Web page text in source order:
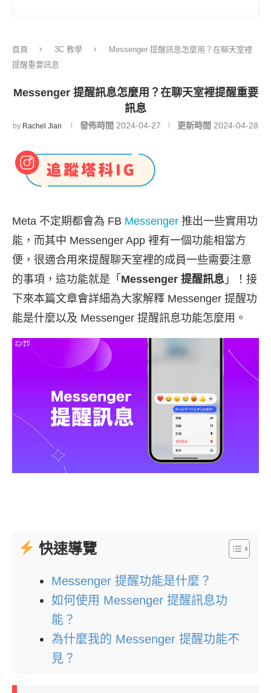
首頁 3C 教學
Messenger 提醒訊息怎麼用？在聊天室裡
提醒重要訊息
Messenger 提醒訊息怎麼用？在聊天室裡提醒重要
訊息
by Rachel Jian 發佈時間 2024-04-27 更新時間 2024-04-28
Meta 不定期都會為 FB Messenger 推出一些實用功
能，而其中 Messenger App 裡有一個功能相當方
便，很適合用來提醒聊天室裡的成員一些需要注意
的事項，這功能就是「 Messenger 提醒訊息 」！接
下來本篇文章會詳細為大家解釋 Messenger 提醒功
能是什麼以及 Messenger 提醒訊息功能怎麼用。
快速導覽
Messenger 提醒功能是什麼？
如何使用 Messenger 提醒訊息功
能？
為什麼我的 Messenger 提醒功能不
見？